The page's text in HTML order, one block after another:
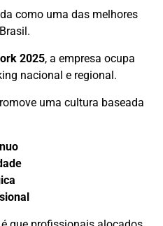
como uma das melhores
2025, a empresa ocupa
nacional e regional.
uma cultura baseada